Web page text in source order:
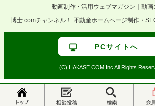
動画制作・活用ウェブマガジン｜動画
博士.comチャンネル！
不動産ホームページ制作・
PCサイトへ
(C) HAKASE.COM Inc All Rights